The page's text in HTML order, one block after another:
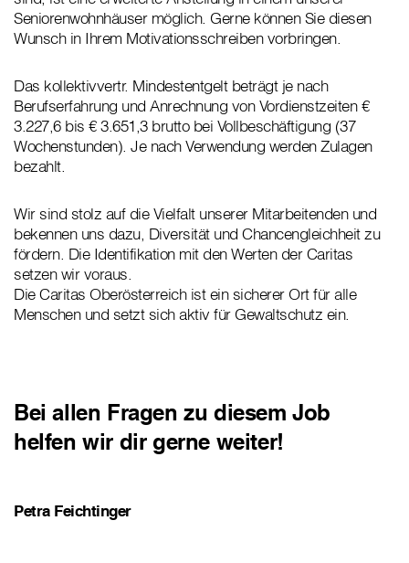
Seniorenwohnhäuser möglich. Gerne können Sie diesen
Wunsch in Ihrem Motivationsschreiben vorbringen.
Das kollektivvertr. Mindestentgelt beträgt je nach
Berufserfahrung und Anrechnung von Vordienstzeiten €
3.227,6 bis € 3.651,3 brutto bei Vollbeschäftigung (37
Wochenstunden). Je nach Verwendung werden Zulagen
bezahlt.
Wir sind stolz auf die Vielfalt unserer Mitarbeitenden und
bekennen uns dazu, Diversität und Chancengleichheit zu
fördern. Die Identifikation mit den Werten der Caritas
setzen wir voraus.
Die Caritas Oberösterreich ist ein sicherer Ort für alle
Menschen und setzt sich aktiv für Gewaltschutz ein.
Bei allen Fragen zu diesem Job
helfen wir dir gerne weiter!
Petra Feichtinger